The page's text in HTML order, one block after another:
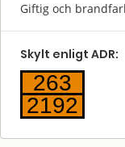
Giftig och
Skylt enligt ADR:
263
2192